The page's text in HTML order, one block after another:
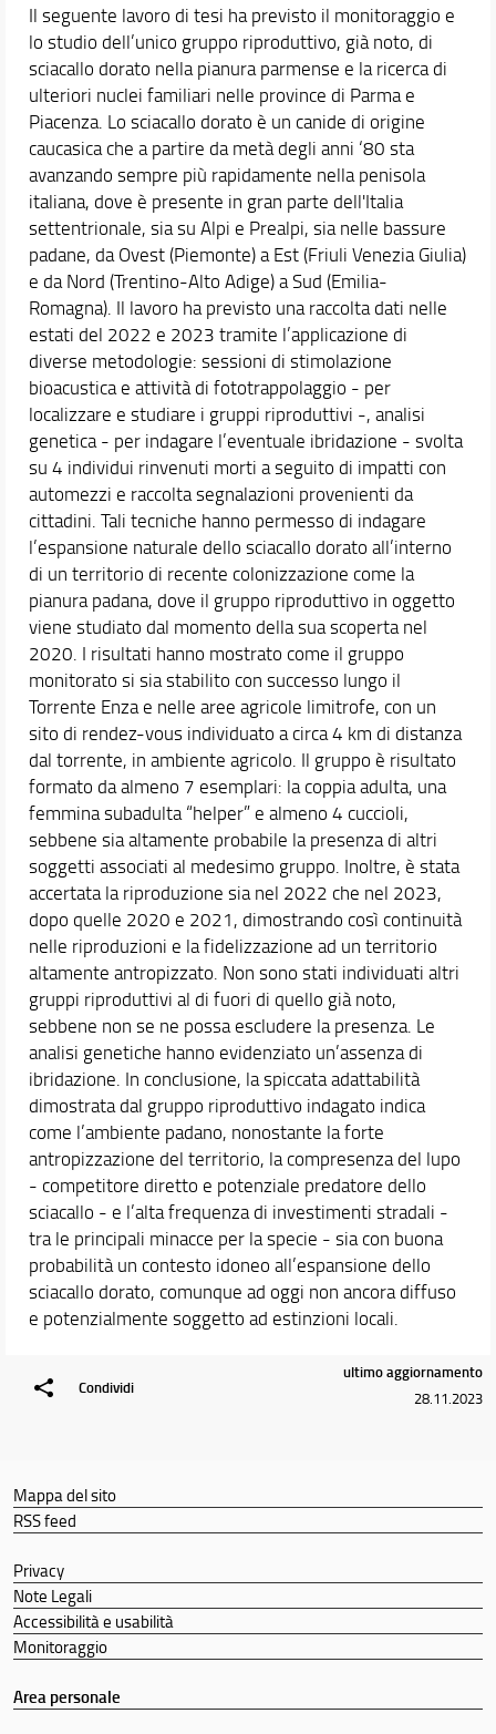
Il seguente lavoro di tesi ha previsto il monitoraggio e
lo studio dell’unico gruppo riproduttivo, già noto, di
sciacallo dorato nella pianura parmense e la ricerca di
ulteriori nuclei familiari nelle province di Parma e
Piacenza. Lo sciacallo dorato è un canide di origine
caucasica che a partire da metà degli anni ‘80 sta
avanzando sempre più rapidamente nella penisola
italiana, dove è presente in gran parte dell'Italia
settentrionale, sia su Alpi e Prealpi, sia nelle bassure
padane, da Ovest (Piemonte) a Est (Friuli Venezia Giulia)
e da Nord (Trentino-Alto Adige) a Sud (Emilia-
Romagna). Il lavoro ha previsto una raccolta dati nelle
estati del 2022 e 2023 tramite l’applicazione di
diverse metodologie: sessioni di stimolazione
bioacustica e attività di fototrappolaggio - per
localizzare e studiare i gruppi riproduttivi -, analisi
genetica - per indagare l’eventuale ibridazione - svolta
su 4 individui rinvenuti morti a seguito di impatti con
automezzi e raccolta segnalazioni provenienti da
cittadini. Tali tecniche hanno permesso di indagare
l’espansione naturale dello sciacallo dorato all’interno
di un territorio di recente colonizzazione come la
pianura padana, dove il gruppo riproduttivo in oggetto
viene studiato dal momento della sua scoperta nel
2020. I risultati hanno mostrato come il gruppo
monitorato si sia stabilito con successo lungo il
Torrente Enza e nelle aree agricole limitrofe, con un
sito di rendez-vous individuato a circa 4 km di distanza
dal torrente, in ambiente agricolo. Il gruppo è risultato
formato da almeno 7 esemplari: la coppia adulta, una
femmina subadulta “helper” e almeno 4 cuccioli,
sebbene sia altamente probabile la presenza di altri
soggetti associati al medesimo gruppo. Inoltre, è stata
accertata la riproduzione sia nel 2022 che nel 2023,
dopo quelle 2020 e 2021, dimostrando così continuità
nelle riproduzioni e la fidelizzazione ad un territorio
altamente antropizzato. Non sono stati individuati altri
gruppi riproduttivi al di fuori di quello già noto,
sebbene non se ne possa escludere la presenza. Le
analisi genetiche hanno evidenziato un’assenza di
ibridazione. In conclusione, la spiccata adattabilità
dimostrata dal gruppo riproduttivo indagato indica
come l’ambiente padano, nonostante la forte
antropizzazione del territorio, la compresenza del lupo
- competitore diretto e potenziale predatore dello
sciacallo - e l’alta frequenza di investimenti stradali -
tra le principali minacce per la specie - sia con buona
probabilità un contesto idoneo all’espansione dello
sciacallo dorato, comunque ad oggi non ancora diffuso
e potenzialmente soggetto ad estinzioni locali.
Condividi
ultimo aggiornamento
28.11.2023
Mappa del sito
RSS feed
Privacy
Note Legali
Accessibilità e usabilità
Monitoraggio
Area personale